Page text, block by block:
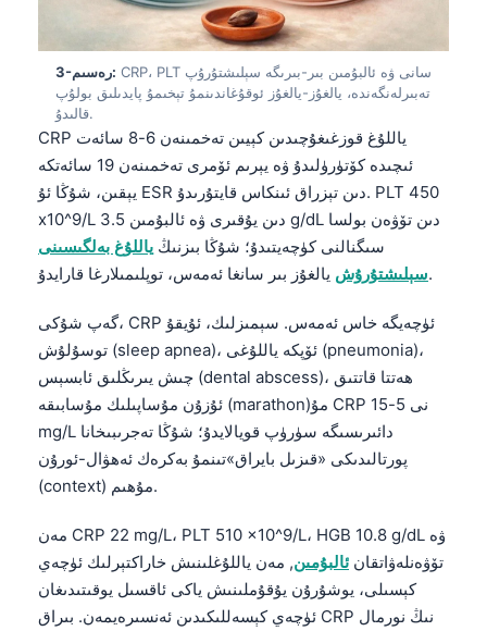
3-رەسىم: CRP، PLT سانى ۋە ئالبۇمىن بىر-بىرىگە سېلىشتۇرۇپ
تەبىرلەنگەندە، يالغۇز-يالغۇز ئوقۇغاندىنمۇ تېخىمۇ پايدىلىق بولۇپ
قالىدۇ.
CRP ياللۇغ قوزغىغۇچىدىن كېيىن تەخمىنەن 6-8 سائەت
ئىچىدە كۆتۈرۈلىدۇ ۋە يېرىم ئۆمرى تەخمىنەن 19 سائەتكە
يېقىن، شۇڭا ئۇ ESR دىن تېزراق ئىنكاس قايتۇرىدۇ. PLT 450
x10^9/L دىن يۇقىرى ۋە ئالبۇمىن 3.5 g/dL دىن تۆۋەن بولسا
سىگنالنى كۈچەيتىدۇ؛ شۇڭا بىزنىڭ ياللۇغ بەلگىسىنى
سېلىشتۇرۇشيالغۇز بىر سانغا ئەمەس، توپلىمىلارغا قارايدۇ.
گەپ شۇكى، CRP ئۈچەيگە خاس ئەمەس. سېمىزلىك، ئۇيقۇ
توسۇلۇش (sleep apnea)، ئۆپكە ياللۇغى (pneumonia)،
چىش يىرىڭلىق ئابسېس (dental abscess)، ھەتتا قاتتىق
ئۇزۇن مۇساپىلىك مۇسابىقە (marathon)مۇ CRP نى 5-15
mg/L دائىرىسىگە سۈرۈپ قويالايدۇ؛ شۇڭا تەجرىبىخانا
پورتالىدىكى «قىزىل بايراق»تىنمۇ بەكرەك ئەھۋال-ئورۇن
(context) مۇھىم.
مەن CRP 22 mg/L، PLT 510 x10^9/L، HGB 10.8 g/dL ۋە
تۆۋەنلەۋاتقان ئالبۇمىن, مەن ياللۇغلىنىش خاراكتېرلىك ئۈچەي
كېسىلى، يوشۇرۇن يۇقۇملىنىش ياكى ئاقسىل يوقىتىدىغان
ئۈچەي كېسەللىكىدىن ئەنسىرەيمەن. بىراق CRP نىڭ نورمال